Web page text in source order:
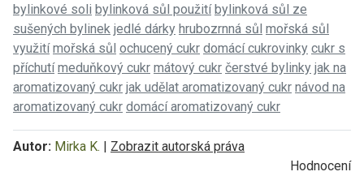
bylinkové soli bylinková sůl použití bylinková sůl ze
sušených bylinek jedlé dárky hrubozrnná sůl mořská sůl
využití mořská sůl ochucený cukr domácí cukrovinky cukr s
příchutí meduňkový cukr mátový cukr čerstvé bylinky jak na
aromatizovaný cukr jak udělat aromatizovaný cukr návod na
aromatizovaný cukr domácí aromatizovaný cukr
Autor: Mirka K. | Zobrazit autorská práva
Hodnocení